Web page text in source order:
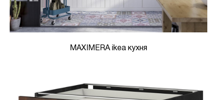
MAXIMERA ikea кухня